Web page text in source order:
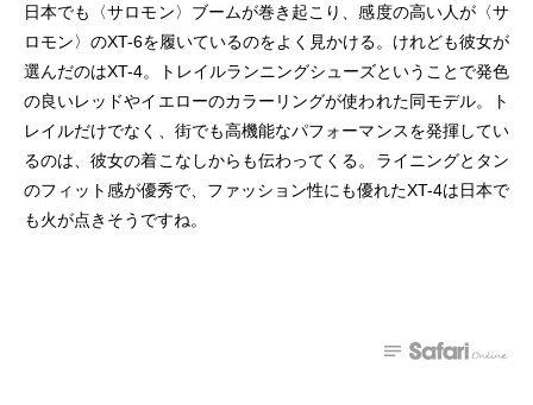
日本でも〈サロモン〉ブームが巻き起こり、感度の高い人が〈サ
ロモン〉のXT-6を履いているのをよく見かける。けれども彼女が
選んだのはXT-4。トレイルランニングシューズということで発色
の良いレッドやイエローのカラーリングが使われた同モデル。ト
レイルだけでなく、街でも高機能なパフォーマンスを発揮してい
るのは、彼女の着こなしからも伝わってくる。ライニングとタン
のフィット感が優秀で、ファッション性にも優れたXT-4は日本で
も火が点きそうですね。